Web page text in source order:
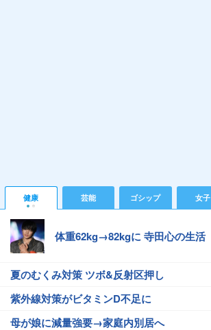
健康 芸能 ゴシップ 女子
体重62kg→82kgに 寺田心の生活
夏のむくみ対策 ツボ&反射区押し
紫外線対策がビタミンD不足に
母が娘に減量強要→家庭内別居へ